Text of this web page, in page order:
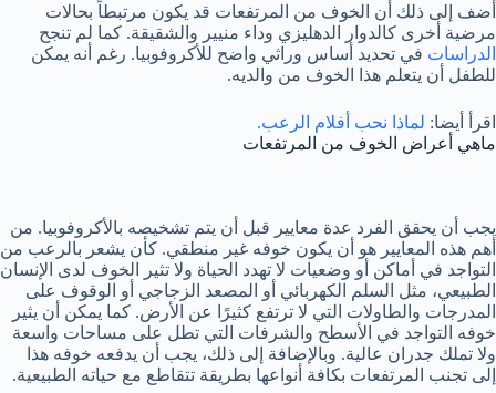
أضف إلى ذلك أن الخوف من المرتفعات قد يكون مرتبطاً بحالات
مرضية أخرى كالدوار الدهليزي وداء منيير والشقيقة. كما لم تنجح
الدراسات في تحديد أساس وراثي واضح للأكروفوبيا. رغم أنه يمكن
للطفل أن يتعلم هذا الخوف من والديه.
اقرأ أيضا: لماذا نحب أفلام الرعب.
ماهي أعراض الخوف من المرتفعات
يجب أن يحقق الفرد عدة معايير قبل أن يتم تشخيصه بالأكروفوبيا. من
أهم هذه المعايير هو أن يكون خوفه غير منطقي. كأن يشعر بالرعب من
التواجد في أماكن أو وضعيات لا تهدد الحياة ولا تثير الخوف لدى الإنسان
الطبيعي، مثل السلم الكهربائي أو المصعد الزجاجي أو الوقوف على
المدرجات والطاولات التي لا ترتفع كثيرًا عن الأرض. كما يمكن أن يثير
خوفه التواجد في الأسطح والشرفات التي تطل على مساحات واسعة
ولا تملك جدران عالية. وبالإضافة إلى ذلك، يجب أن يدفعه خوفه هذا
إلى تجنب المرتفعات بكافة أنواعها بطريقة تتقاطع مع حياته الطبيعية.